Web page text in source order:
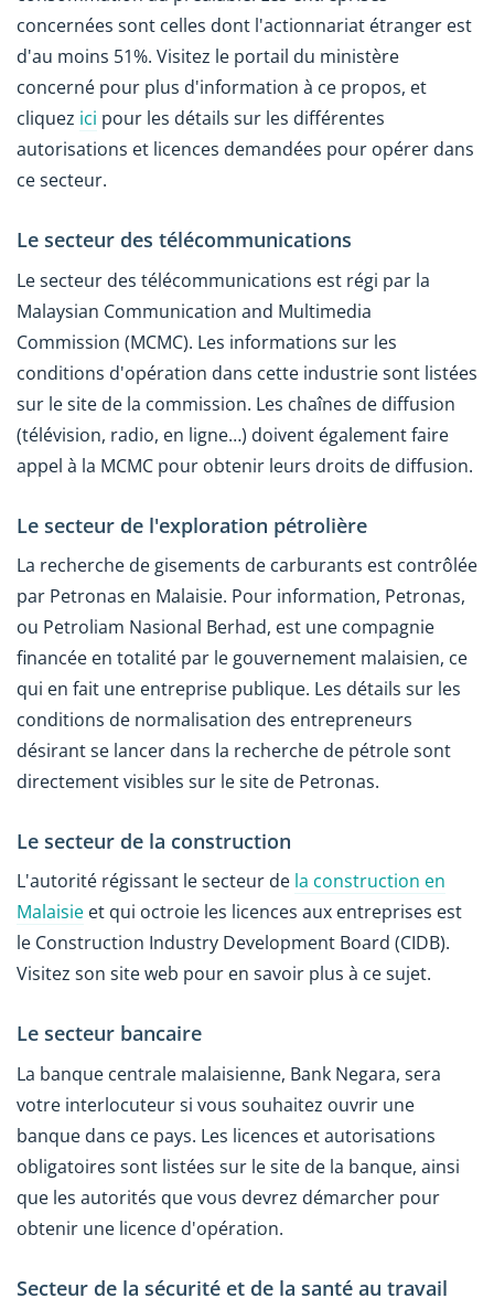
concernées sont celles dont l'actionnariat étranger est
d'au moins 51%. Visitez le portail du ministère
concerné pour plus d'information à ce propos, et
cliquez ici pour les détails sur les différentes
autorisations et licences demandées pour opérer dans
ce secteur.
Le secteur des télécommunications
Le secteur des télécommunications est régi par la
Malaysian Communication and Multimedia
Commission (MCMC). Les informations sur les
conditions d'opération dans cette industrie sont listées
sur le site de la commission. Les chaînes de diffusion
(télévision, radio, en ligne…) doivent également faire
appel à la MCMC pour obtenir leurs droits de diffusion.
Le secteur de l'exploration pétrolière
La recherche de gisements de carburants est contrôlée
par Petronas en Malaisie. Pour information, Petronas,
ou Petroliam Nasional Berhad, est une compagnie
financée en totalité par le gouvernement malaisien, ce
qui en fait une entreprise publique. Les détails sur les
conditions de normalisation des entrepreneurs
désirant se lancer dans la recherche de pétrole sont
directement visibles sur le site de Petronas.
Le secteur de la construction
L'autorité régissant le secteur de la construction en
Malaisie et qui octroie les licences aux entreprises est
le Construction Industry Development Board (CIDB).
Visitez son site web pour en savoir plus à ce sujet.
Le secteur bancaire
La banque centrale malaisienne, Bank Negara, sera
votre interlocuteur si vous souhaitez ouvrir une
banque dans ce pays. Les licences et autorisations
obligatoires sont listées sur le site de la banque, ainsi
que les autorités que vous devrez démarcher pour
obtenir une licence d'opération.
Secteur de la sécurité et de la santé au travail